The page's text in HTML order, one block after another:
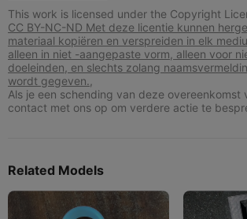
This work is licensed under the Copyright
CC BY-NC-ND Met deze licentie kunnen
materiaal kopiëren en verspreiden in elk
alleen in niet -aangepaste vorm, alleen voor
doeleinden, en slechts zolang
wordt gegeven.,
Als je een schending van deze overeenkomst
contact met ons op om verdere actie te
Related Models